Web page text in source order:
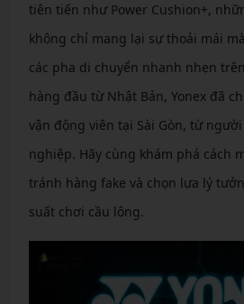
tiên tiến như Power Cushion+,
không chỉ mang lại sự thoải mái
các pha di chuyển nhanh nhẹn
hàng đầu từ Nhật Bản, Yonex đã
vận động viên tại Sài Gòn, từ
nghiệp. Hãy cùng khám phá cách
tránh hàng fake và chọn lựa lý
suất chơi cầu lông.